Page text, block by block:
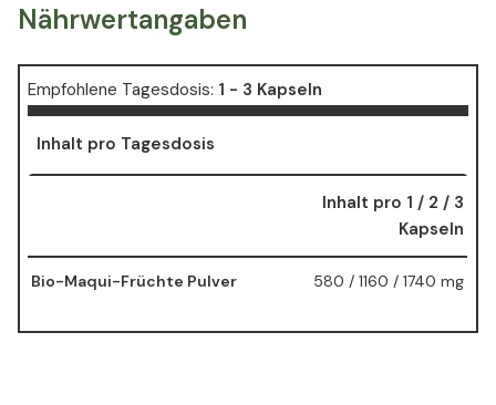
Nährwertangaben
Empfohlene Tagesdosis: 1 - 3 Kapseln
Inhalt pro Tagesdosis
Inhalt pro 1 / 2 / 3
Kapseln
Bio-Maqui-Früchte Pulver 580 / 1160 / 1740 mg